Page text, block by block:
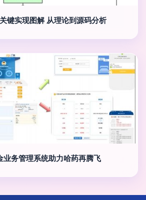
键实现图解 从理论到源码分析
业务管理系统助力哈药再腾飞